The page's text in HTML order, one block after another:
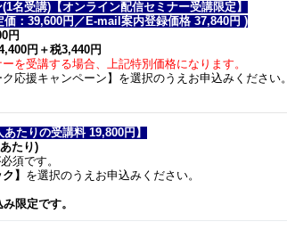
名受講)【オンライン配信セミナー受講限定】
：39,600円／E-mail案内登録価格 37,840円 )
円
円＋税3,440円
を受講する場合、上記特別価格になります。
応援キャンペーン】を選択のうえお申込みください。
たりの受講料 19,800円】
たり)
須です。
】
を選択のうえお申込みください。
限定です。